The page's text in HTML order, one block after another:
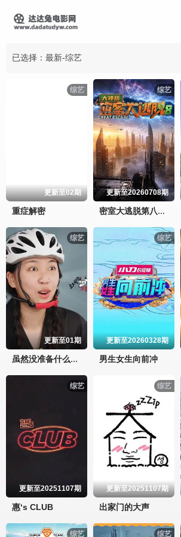
已选择：最新-综艺
综艺
更新至02期
重症解密
综艺
更新至20260708期
密室大逃脱第八季大神版
综艺
更新至01期
虽然没准备什么菜第四季
综艺
更新至20260328期
男生女生向前冲
综艺
更新至20251107期
惠‘s CLUB
综艺
更新至20251107期
出家门的大声
综艺 综艺